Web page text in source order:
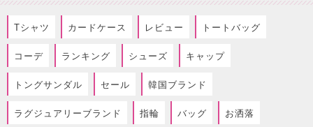
Tシャツ カードケース レビュー トートバッグ
コーデ ランキング シューズ キャップ
トングサンダル セール 韓国ブランド
ラグジュアリーブランド 指輪 バッグ お洒落